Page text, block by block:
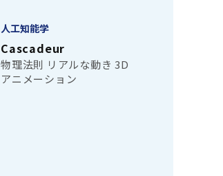
人工知能学
Cascadeur
物理法則 リアルな動き 3D
アニメーション